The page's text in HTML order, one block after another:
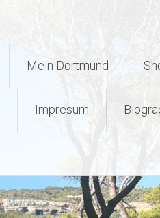
Mein Dortmund
Impresum